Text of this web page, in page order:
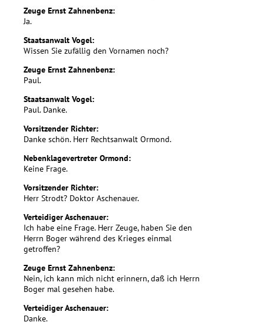
Zeuge Ernst Zahnenbenz:
Ja.
Staatsanwalt Vogel:
Wissen Sie zufällig den Vornamen noch?
Zeuge Ernst Zahnenbenz:
Paul.
Staatsanwalt Vogel:
Paul. Danke.
Vorsitzender Richter:
Danke schön. Herr Rechtsanwalt Ormond.
Nebenklagevertreter Ormond:
Keine Frage.
Vorsitzender Richter:
Herr Strodt? Doktor Aschenauer.
Verteidiger Aschenauer:
Ich habe eine Frage. Herr Zeuge, haben Sie den
Herrn Boger während des Krieges einmal
getroffen?
Zeuge Ernst Zahnenbenz:
Nein, ich kann mich nicht erinnern, daß ich Herrn
Boger mal gesehen habe.
Verteidiger Aschenauer:
Danke.